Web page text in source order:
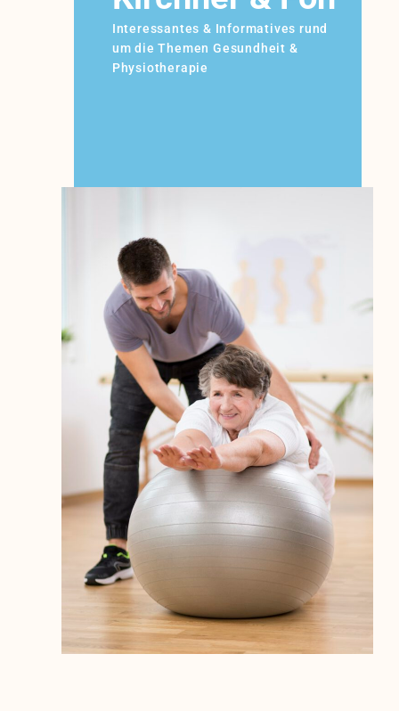
Interessantes & Informatives rund
um die Themen Gesundheit &
Physiotherapie